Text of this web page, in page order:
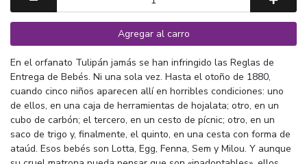
Agregar al carro
En el orfanato Tulipán jamás se han infringido las Reglas de
Entrega de Bebés. Ni una sola vez. Hasta el otoño de 1880,
cuando cinco niños aparecen allí en horribles condiciones: uno
de ellos, en una caja de herramientas de hojalata; otro, en un
cubo de carbón; el tercero, en un cesto de pícnic; otro, en un
saco de trigo y, finalmente, el quinto, en una cesta con forma de
ataúd. Esos bebés son Lotta, Egg, Fenna, Sem y Milou. Y aunque